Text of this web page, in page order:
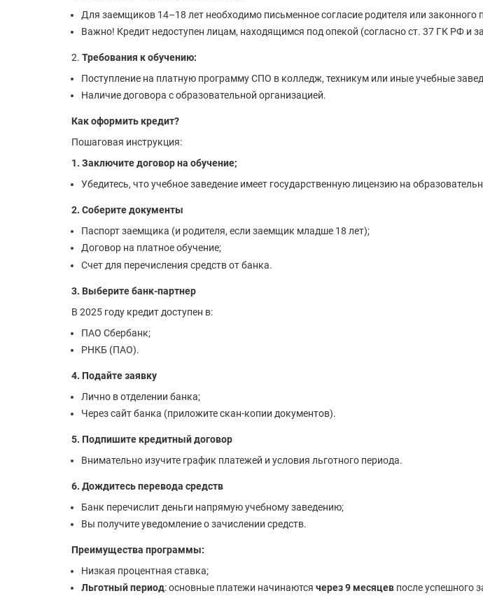
Для заемщиков 14–18 лет необходимо письменное согласие родителя или законного
Важно! Кредит недоступен лицам, находящимся под опекой (согласно ст. 37 ГК РФ и
2. Требования к обучению:
Поступление на платную программу СПО в колледж, техникум или иные учебные
Наличие договора с образовательной организацией.
Как оформить кредит?
Пошаговая инструкция:
1. Заключите договор на обучение;
Убедитесь, что учебное заведение имеет государственную лицензию на
2. Соберите документы
Паспорт заемщика (и родителя, если заемщик младше 18 лет);
Договор на платное обучение;
Счет для перечисления средств от банка.
3. Выберите банк-партнер
В 2025 году кредит доступен в:
ПАО Сбербанк;
РНКБ (ПАО).
4. Подайте заявку
Лично в отделении банка;
Через сайт банка (приложите скан-копии документов).
5. Подпишите кредитный договор
Внимательно изучите график платежей и условия льготного периода.
6. Дождитесь перевода средств
Банк перечислит деньги напрямую учебному заведению;
Вы получите уведомление о зачислении средств.
Преимущества программы:
Низкая процентная ставка;
Льготный период: основные платежи начинаются через 9 месяцев после успешного